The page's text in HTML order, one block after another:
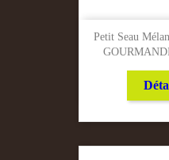
Petit Seau